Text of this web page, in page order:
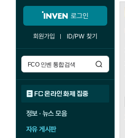
로그인
회원가입 ID/PW 찾기
FC 온라인 화제 집중
정보 · 뉴스 모음
자유 게시판